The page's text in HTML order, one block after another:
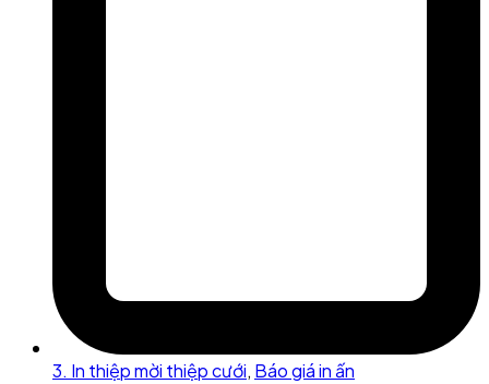
3. In thiệp mời thiệp cưới, Báo giá in ấn